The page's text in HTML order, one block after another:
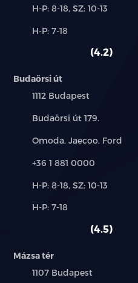
Új-
használt
H-P: 8-18, SZ: 10-13
Alkatrész,
H-P: 7-18
4.2
Budaörsi út
Település:
1112 Budapest
Cím:
Budaörsi út 179.
Márkák:
Omoda, Jaecoo, Ford
Telefon:
+36 1 881 0000
Új-
használt
H-P: 8-18, SZ: 10-13
Alkatrész,
H-P: 7-18
4.5
Mázsa tér
Település:
1107 Budapest